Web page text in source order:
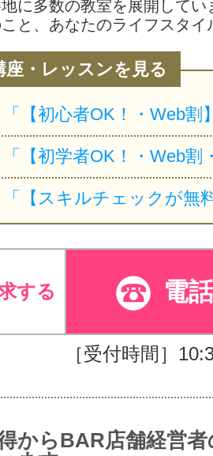
に多数の教室を展開してい
と、あなたのライフスタ
座・レッスンを見る
する 電
［受付時間］
からBAR店舗経営者